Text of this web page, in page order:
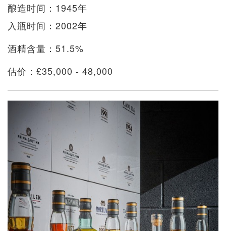
酿造时间：1945年
入瓶时间：2002年
酒精含量：51.5%
估价：£35,000 - 48,000